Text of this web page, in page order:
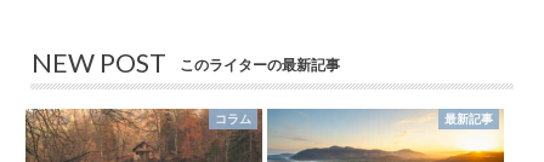
NEW POST このライターの最新記事
コラム 最新記事